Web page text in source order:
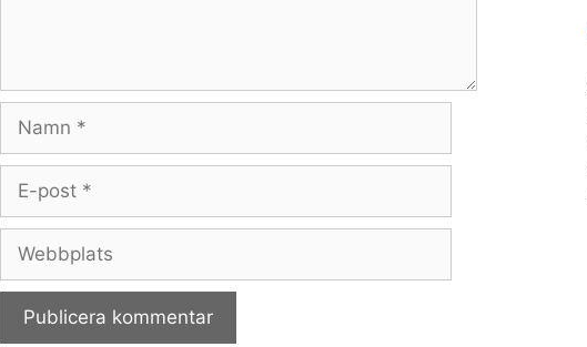
Namn
Webbplats